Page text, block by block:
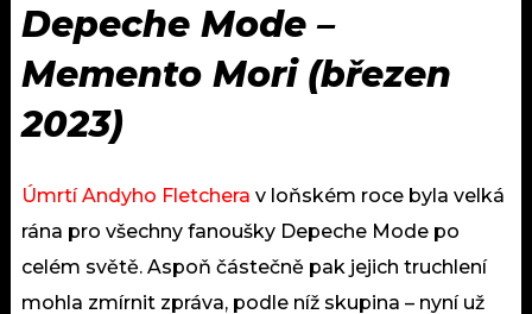
Depeche Mode –
Memento Mori (březen
2023)
Úmrtí Andyho Fletchera v loňském roce byla velká
rána pro všechny fanoušky Depeche Mode po
celém světě. Aspoň částečně pak jejich truchlení
mohla zmírnit zpráva, podle níž skupina – nyní už